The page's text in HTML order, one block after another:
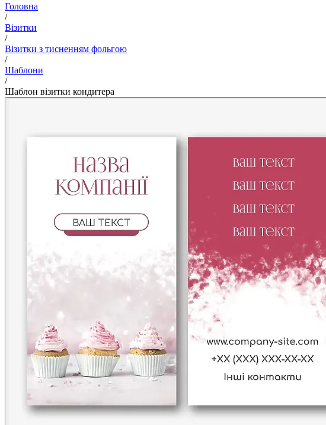
Головна
/
Візитки
/
Візитки з тисненням фольгою
/
Шаблони
/
Шаблон візитки кондитера